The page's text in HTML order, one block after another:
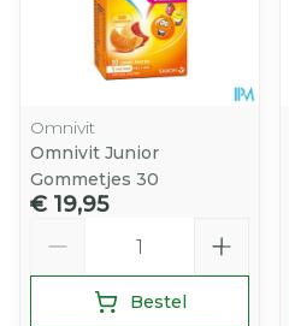
Omnivit
Omnivit Junior
Gommetjes 30
€ 19,95
Bestel